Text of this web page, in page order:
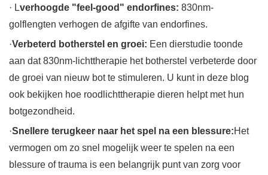
· Lverhoogde "feel-good" endorfines: 830nm-
golflengten verhogen de afgifte van endorfines.
·Verbeterd botherstel en groei: Een dierstudie toonde
aan dat 830nm-lichttherapie het botherstel verbeterde door
de groei van nieuw bot te stimuleren. U kunt in deze blog
ook bekijken hoe roodlichttherapie dieren helpt met hun
botgezondheid.
·Snellere terugkeer naar het spel na een blessure:Het
vermogen om zo snel mogelijk weer te spelen na een
blessure of trauma is een belangrijk punt van zorg voor